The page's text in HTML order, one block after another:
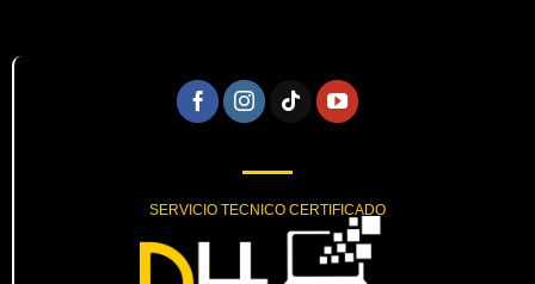
SERVICIO TECNICO CERTIFICADO